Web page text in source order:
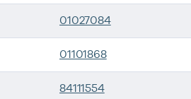
01027084
01101868
84111554